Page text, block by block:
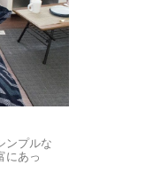
ンプルな
にあっ